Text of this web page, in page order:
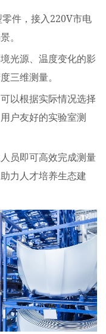
件，接入 220V市电
。
光源、温度变化的影
三维测量。
以根据实际情况选择
户友好的实验室测
员即可高效完成测量
力人才培养生态建